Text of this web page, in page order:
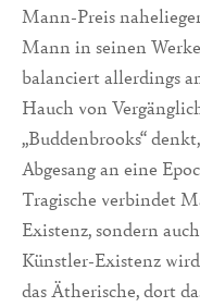
Mann-Preis
Mann in seinen
balanciert allerdings
Hauch von
„Buddenbrooks“
Abgesang an eine
Tragische verbindet
Existenz, sondern
Künstler-Existenz
das Ätherische, dort